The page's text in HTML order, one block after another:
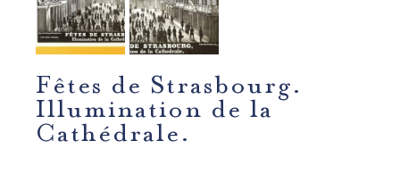
Fêtes de Strasbourg.
Illumination de la
Cathédrale.